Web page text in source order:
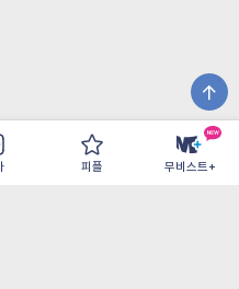
피플 무비스트+